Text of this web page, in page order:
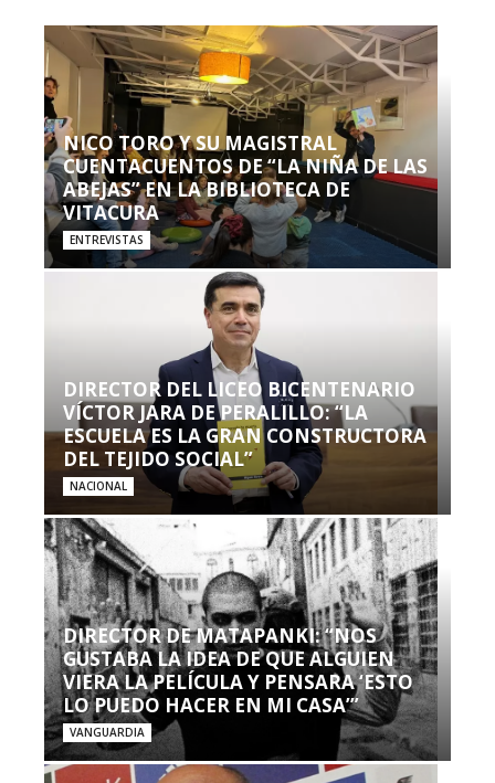
NICO TORO Y SU MAGISTRAL
CUENTACUENTOS DE “LA NIÑA DE LAS
ABEJAS” EN LA BIBLIOTECA DE
VITACURA
ENTREVISTAS
DIRECTOR DEL LICEO BICENTENARIO
VÍCTOR JARA DE PERALILLO: “LA
ESCUELA ES LA GRAN CONSTRUCTORA
DEL TEJIDO SOCIAL”
NACIONAL
DIRECTOR DE MATAPANKI: “NOS
GUSTABA LA IDEA DE QUE ALGUIEN
VIERA LA PELÍCULA Y PENSARA ‘ESTO
LO PUEDO HACER EN MI CASA’”
VANGUARDIA